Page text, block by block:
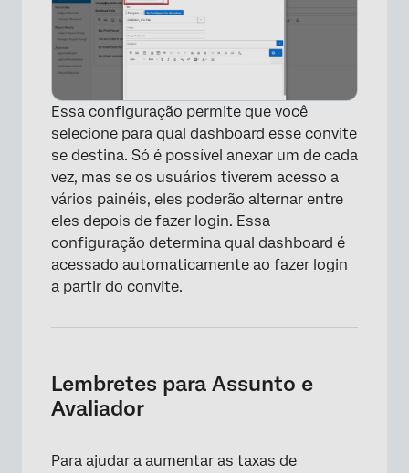
Essa configuração permite que você
selecione para qual dashboard esse convite
se destina. Só é possível anexar um de cada
vez, mas se os usuários tiverem acesso a
vários painéis, eles poderão alternar entre
eles depois de fazer login. Essa
configuração determina qual dashboard é
acessado automaticamente ao fazer login
a partir do convite.
Lembretes para Assunto e
Avaliador
Para ajudar a aumentar as taxas de